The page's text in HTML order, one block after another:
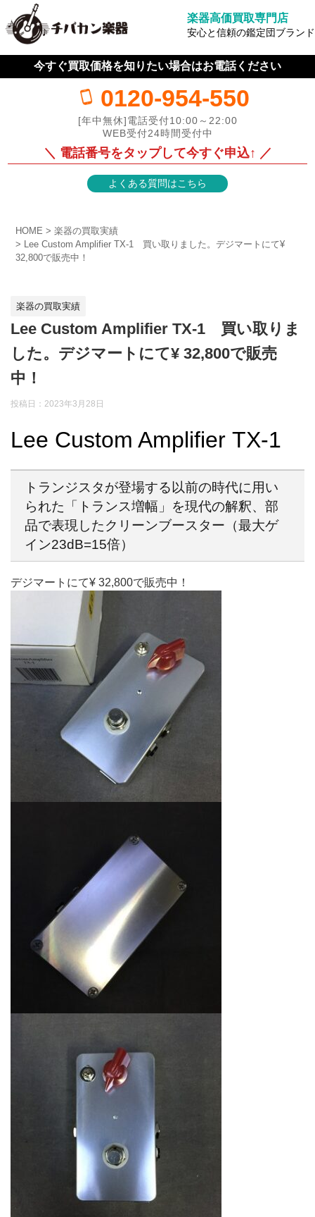
楽器高価買取専門店
安心と信頼の鑑定団ブランド
今すぐ買取価格を知りたい場合はお電話ください
0120-954-550
[年中無休]電話受付10:00～22:00
WEB受付24時間受付中
＼ 電話番号をタップして今すぐ申込↑ ／
よくある質問はこちら
HOME
楽器の買取実績
Lee Custom Amplifier TX-1 買い取りました。デジマートにて¥
32,800で販売中！
楽器の買取実績
Lee Custom Amplifier TX-1 買い取りま
した。デジマートにて¥ 32,800で販売
中！
投稿日：2023年3月28日
Lee Custom Amplifier TX-1
トランジスタが登場する以前の時代に用い
られた「トランス増幅」を現代の解釈、部
品で表現したクリーンブースター（最大ゲ
イン23dB=15倍）
デジマートにて¥ 32,800で販売中！